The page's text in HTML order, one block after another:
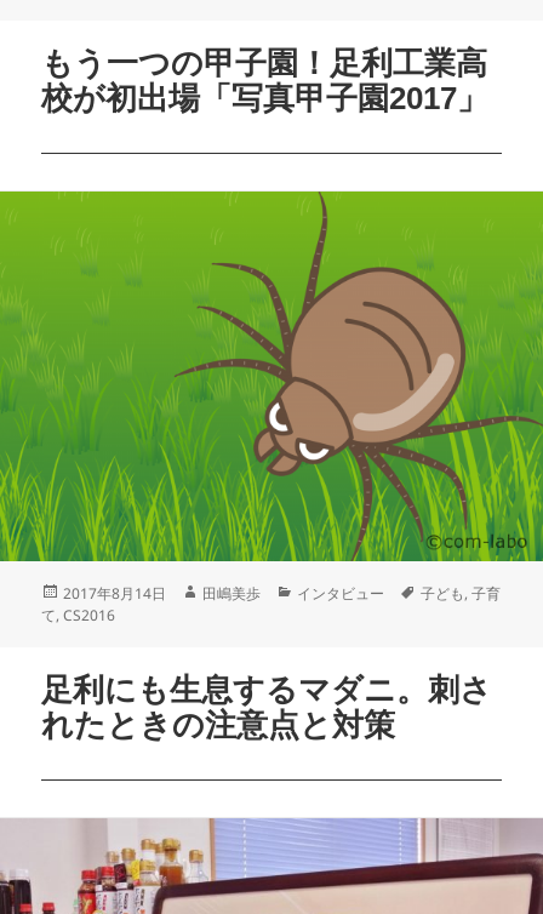
もう一つの甲子園！足利工業高
校が初出場「写真甲子園2017」
2017年8月14日 田嶋美歩 インタビュー 子ども,子育
て,CS2016
足利にも生息するマダニ。刺さ
れたときの注意点と対策